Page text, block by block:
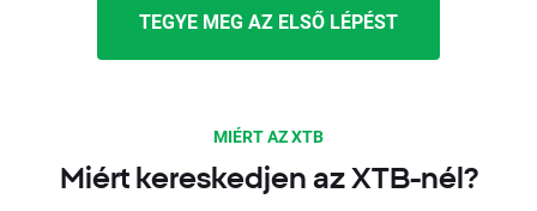
TEGYE MEG AZ ELSŐ LÉPÉST
MIÉRT AZ XTB
Miért kereskedjen az XTB-nél?